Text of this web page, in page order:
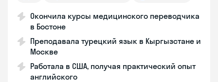
Окончила курсы медицинского переводчика
в Бостоне
Преподавала турецкий язык в Кыргызстане и
Москве
Работала в США, получая практический опыт
английского